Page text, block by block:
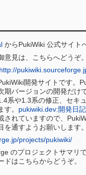
からPukiWiki 公式サイト
意見は、こちらへどうぞ
http://
開発サイトです。
期バージョンの開発だけ
系や1.3系の修正、セキ
す。 pukiwiki.dev:開発日記
されていますので、
を通すようお願いします。
projects/pukiwiki/
のプロジェクトサマリ
ドはこちらからどうぞ。